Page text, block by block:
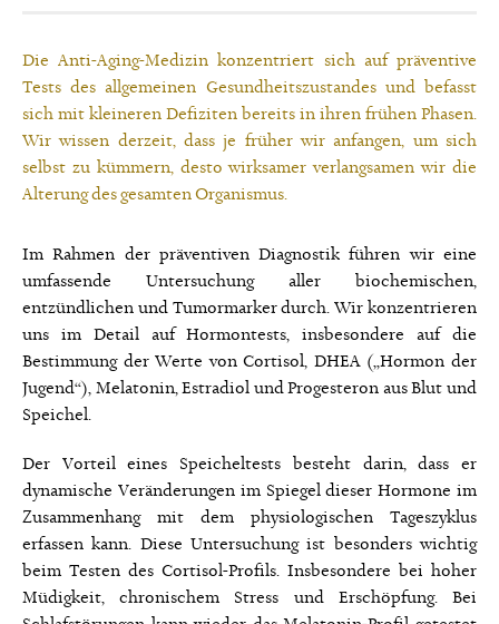
Die Anti-Aging-Medizin konzentriert sich auf präventive
Tests des allgemeinen Gesundheitszustandes und befasst
sich mit kleineren Defiziten bereits in ihren frühen Phasen.
Wir wissen derzeit, dass je früher wir anfangen, um sich
selbst zu kümmern, desto wirksamer verlangsamen wir die
Alterung des gesamten Organismus.
Im Rahmen der präventiven Diagnostik führen wir eine
umfassende Untersuchung aller biochemischen,
entzündlichen und Tumormarker durch. Wir konzentrieren
uns im Detail auf Hormontests, insbesondere auf die
Bestimmung der Werte von Cortisol, DHEA („Hormon der
Jugend“), Melatonin, Estradiol und Progesteron aus Blut und
Speichel.
Der Vorteil eines Speicheltests besteht darin, dass er
dynamische Veränderungen im Spiegel dieser Hormone im
Zusammenhang mit dem physiologischen Tageszyklus
erfassen kann. Diese Untersuchung ist besonders wichtig
beim Testen des Cortisol-Profils. Insbesondere bei hoher
Müdigkeit, chronischem Stress und Erschöpfung. Bei